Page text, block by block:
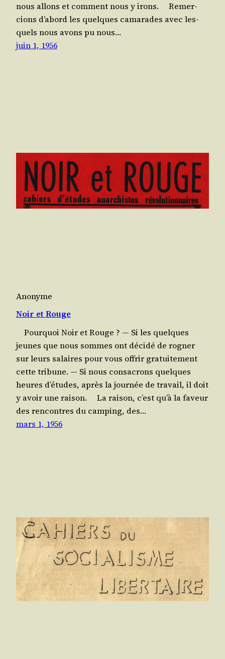
nous allons et com­ment nous y irons. Remer­
cions d’a­bord les quelques cama­rades avec les­
quels nous avons pu nous…
juin 1, 1956
Anonyme
Noir et Rouge
Pour­quoi Noir et Rouge ? ― Si les quelques
jeunes que nous sommes ont déci­dé de rogner
sur leurs salaires pour vous offrir gra­tui­te­ment
cette tribune. ― Si nous consa­crons quelques
heures d’é­tudes, après la jour­née de tra­vail, il doit
y avoir une raison. La rai­son, c’est qu’à la faveur
des ren­contres du cam­ping, des…
mars 1, 1956